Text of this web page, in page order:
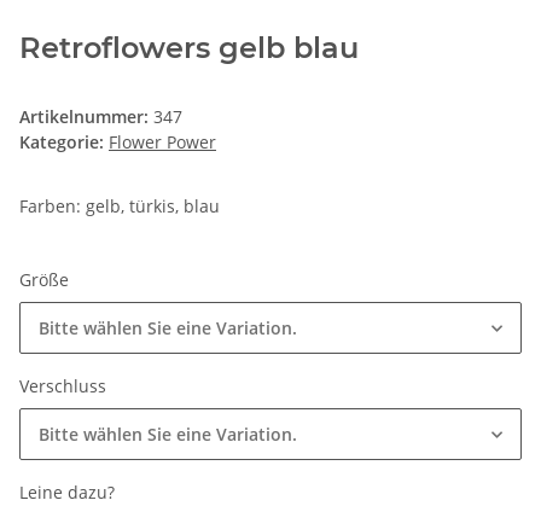
Retroflowers gelb blau
Artikelnummer: 347
Kategorie: Flower Power
Farben: gelb, türkis, blau
Größe
Bitte wählen Sie eine Variation.
Verschluss
Bitte wählen Sie eine Variation.
Leine dazu?